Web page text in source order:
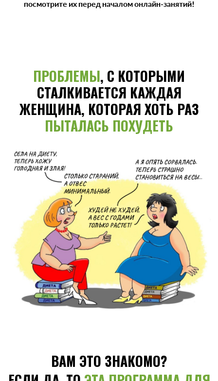
посмотрите их перед началом онлайн-занятий!
ПРОБЛЕМЫ, С КОТОРЫМИ
СТАЛКИВАЕТСЯ КАЖДАЯ
ЖЕНЩИНА, КОТОРАЯ ХОТЬ РАЗ
ПЫТАЛАСЬ ПОХУДЕТЬ
ВАМ ЭТО ЗНАКОМО?